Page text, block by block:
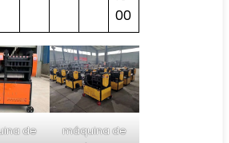
00
de
máquina de